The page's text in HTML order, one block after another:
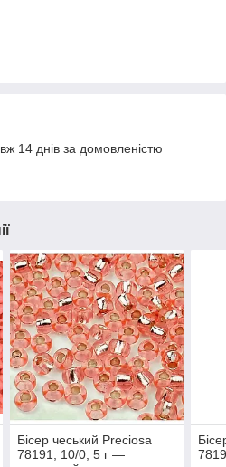
14 днів за домовленістю
Бісер чеський Preciosa
78191, 10/0, 5 г —